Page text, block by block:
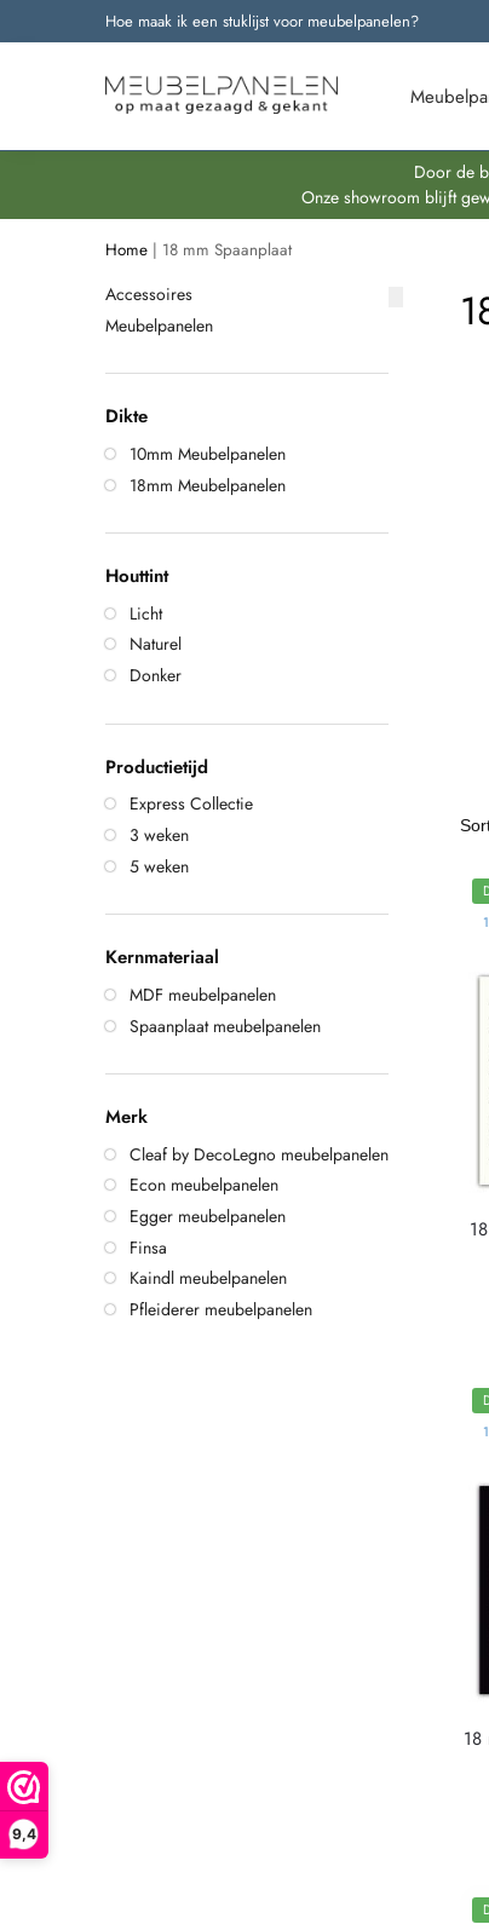
9,4
Hoe maak ik een stuklijst voor meubelpanelen?
Onze nieuwste producten
Door de
Onze showroom blijft
Home | 18 mm Spaanplaat
18
Accessoires
Meubelpanelen
Dikte
10mm Meubelpanelen
18mm Meubelpanelen
Houttint
Licht
Naturel
Donker
Productietijd
Express Collectie
3 weken
5 weken
Kernmateriaal
MDF meubelpanelen
Spaanplaat meubelpanelen
Merk
Cleaf by DecoLegno meubelpanelen
Econ meubelpanelen
Egger meubelpanelen
Finsa
Kaindl meubelpanelen
Pfleiderer meubelpanelen